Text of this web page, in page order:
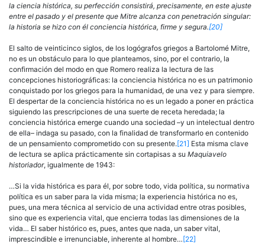
la ciencia histórica, su perfección consistirá, precisamente, en este ajuste
entre el pasado y el presente que Mitre alcanza con penetración singular:
la historia se hizo con él conciencia histórica, firme y segura.[20]
El salto de veinticinco siglos, de los logógrafos griegos a Barto­lomé Mitre,
no es un obstáculo para lo que planteamos, sino, por el contrario, la
confirmación del modo en que Romero realiza la lectura de las
concepciones historiográficas: la conciencia histórica no es un patrimonio
conquistado por los griegos para la humanidad, de una vez y para siempre.
El despertar de la conciencia histórica no es un lega­do a poner en práctica
siguiendo las prescripciones de una suerte de receta heredada; la
conciencia histórica emerge cuando una sociedad –y un intelectual dentro
de ella– indaga su pasado, con la finalidad de transformarlo en contenido
de un pensamiento comprometido con su presente.[21] Esta misma clave
de lectura se aplica prácticamente sin cor­tapisas a su Maquiavelo
historiador, igualmente de 1943:
…Si la vida histórica es para él, por sobre todo, vida política, su normativa
política es un saber para la vida misma; la experiencia histórica no es,
pues, una mera técnica al servicio de una actividad entre otras posibles,
sino que es experiencia vital, que encierra todas las dimensiones de la
vida… El saber his­tórico es, pues, antes que nada, un saber vital,
imprescindible e irrenunciable, inherente al hombre…[22]